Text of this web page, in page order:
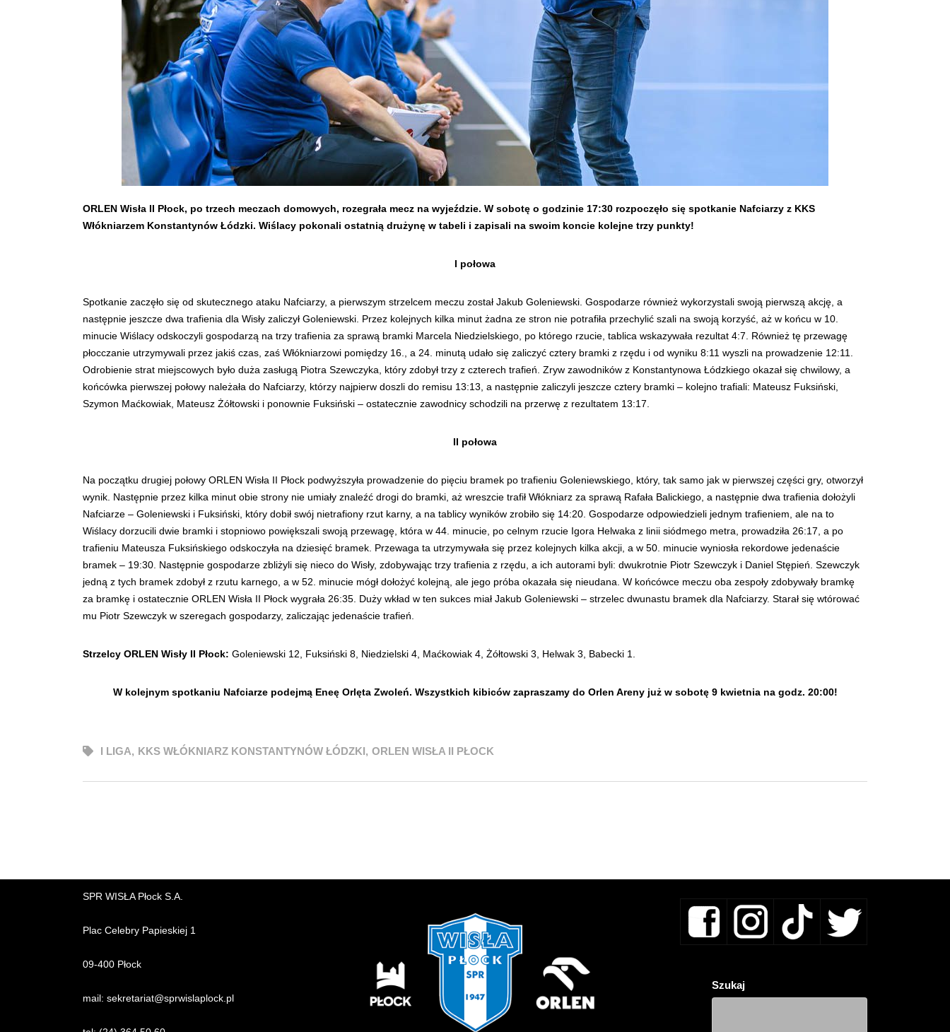
ORLEN Wisła II Płock, po trzech meczach domowych, rozegrała mecz na wyjeździe. W sobotę o godzinie 17:30 rozpoczęło się spotkanie Nafciarzy z KKS
Włókniarzem Konstantynów Łódzki. Wiślacy pokonali ostatnią drużynę w tabeli i zapisali na swoim koncie kolejne trzy punkty!
I połowa
Spotkanie zaczęło się od skutecznego ataku Nafciarzy, a pierwszym strzelcem meczu został Jakub Goleniewski. Gospodarze również wykorzystali swoją pierwszą akcję, a
następnie jeszcze dwa trafienia dla Wisły zaliczył Goleniewski. Przez kolejnych kilka minut żadna ze stron nie potrafiła przechylić szali na swoją korzyść, aż w końcu w 10.
minucie Wiślacy odskoczyli gospodarzą na trzy trafienia za sprawą bramki Marcela Niedzielskiego, po którego rzucie, tablica wskazywała rezultat 4:7. Również tę przewagę
płocczanie utrzymywali przez jakiś czas, zaś Włókniarzowi pomiędzy 16., a 24. minutą udało się zaliczyć cztery bramki z rzędu i od wyniku 8:11 wyszli na prowadzenie 12:11.
Odrobienie strat miejscowych było duża zasługą Piotra Szewczyka, który zdobył trzy z czterech trafień. Zryw zawodników z Konstantynowa Łódzkiego okazał się chwilowy, a
końcówka pierwszej połowy należała do Nafciarzy, którzy najpierw doszli do remisu 13:13, a następnie zaliczyli jeszcze cztery bramki – kolejno trafiali: Mateusz Fuksiński,
Szymon Maćkowiak, Mateusz Żółtowski i ponownie Fuksiński – ostatecznie zawodnicy schodzili na przerwę z rezultatem 13:17.
II połowa
Na początku drugiej połowy ORLEN Wisła II Płock podwyższyła prowadzenie do pięciu bramek po trafieniu Goleniewskiego, który, tak samo jak w pierwszej części gry, otworzył
wynik. Następnie przez kilka minut obie strony nie umiały znaleźć drogi do bramki, aż wreszcie trafił Włókniarz za sprawą Rafała Balickiego, a następnie dwa trafienia dołożyli
Nafciarze – Goleniewski i Fuksiński, który dobił swój nietrafiony rzut karny, a na tablicy wyników zrobiło się 14:20. Gospodarze odpowiedzieli jednym trafieniem, ale na to
Wiślacy dorzucili dwie bramki i stopniowo powiększali swoją przewagę, która w 44. minucie, po celnym rzucie Igora Helwaka z linii siódmego metra, prowadziła 26:17, a po
trafieniu Mateusza Fuksińskiego odskoczyła na dziesięć bramek. Przewaga ta utrzymywała się przez kolejnych kilka akcji, a w 50. minucie wyniosła rekordowe jedenaście
bramek – 19:30. Następnie gospodarze zbliżyli się nieco do Wisły, zdobywając trzy trafienia z rzędu, a ich autorami byli: dwukrotnie Piotr Szewczyk i Daniel Stępień. Szewczyk
jedną z tych bramek zdobył z rzutu karnego, a w 52. minucie mógł dołożyć kolejną, ale jego próba okazała się nieudana. W końcówce meczu oba zespoły zdobywały bramkę
za bramkę i ostatecznie ORLEN Wisła II Płock wygrała 26:35. Duży wkład w ten sukces miał Jakub Goleniewski – strzelec dwunastu bramek dla Nafciarzy. Starał się wtórować
mu Piotr Szewczyk w szeregach gospodarzy, zaliczając jedenaście trafień.
Strzelcy ORLEN Wisły II Płock: Goleniewski 12, Fuksiński 8, Niedzielski 4, Maćkowiak 4, Żółtowski 3, Helwak 3, Babecki 1.
W kolejnym spotkaniu Nafciarze podejmą Eneę Orlęta Zwoleń. Wszystkich kibiców zapraszamy do Orlen Areny już w sobotę 9 kwietnia na godz. 20:00!
I LIGA, KKS WŁÓKNIARZ KONSTANTYNÓW ŁÓDZKI, ORLEN WISŁA II PŁOCK
SPR WISŁA Płock S.A.
Plac Celebry Papieskiej 1
09-400 Płock
mail: sekretariat@sprwislaplock.pl
Szukaj